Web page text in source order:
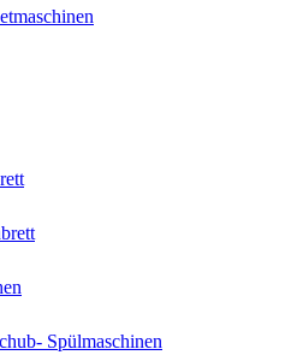
Spülmaschinen